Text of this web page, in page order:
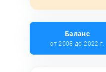
Баланс
от 2008 до 2022 г.